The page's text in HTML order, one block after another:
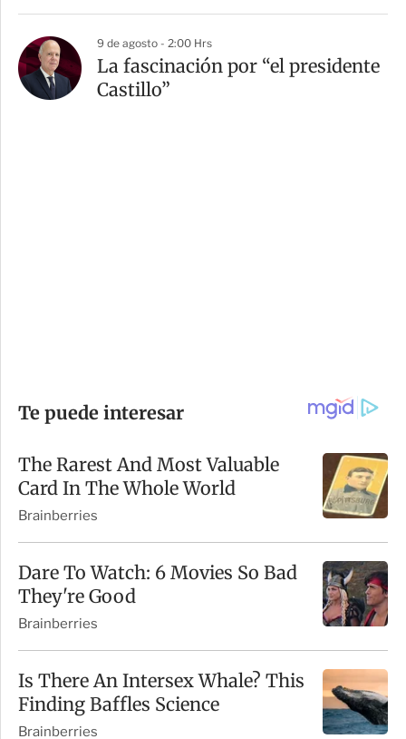
9 de agosto - 2:00 Hrs
La fascinación por “el presidente
Castillo”